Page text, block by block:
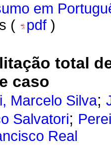
em
(
pdf )
total
caso
Marcelo Silva;
Salvatori;
Real